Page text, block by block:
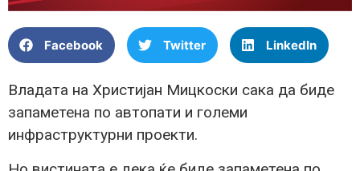
Facebook Twitter LinkedIn
Владата на Христијан Мицкоски сака да биде
запаметена по автопати и големи
инфраструктурни проекти.